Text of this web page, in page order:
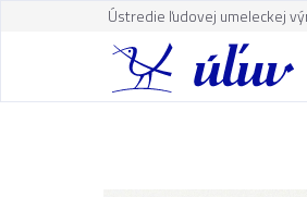
Ústredie ľudovej umeleckej